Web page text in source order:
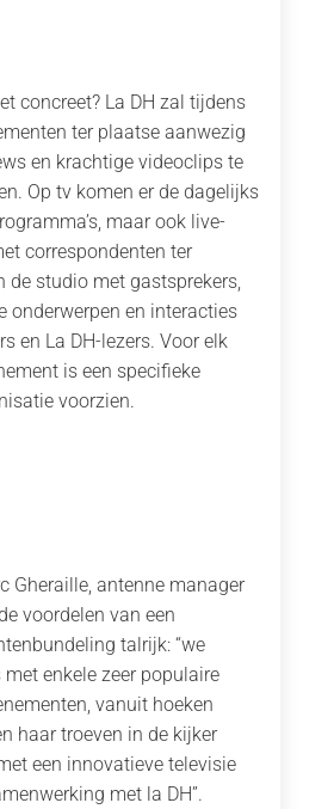
concreet? La DH zal tijdens
ter plaatse aanwezig
en krachtige videoclips te
Op tv komen er de dagelijks
maar ook live-
correspondenten ter
de studio met gastsprekers,
onderwerpen en interacties
en La DH-lezers. Voor elk
is een specifieke
voorzien.
Gheraille, antenne manager
voordelen van een
talrijk: “we
enkele zeer populaire
vanuit hoeken
haar troeven in de kijker
een innovatieve televisie
met la DH”.